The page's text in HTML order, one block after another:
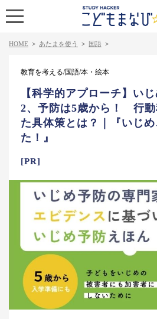
HOME > あたまを使う > 国語 >
教育を考える/国語/本・絵本
【科学的アプローチ】い
2、予防は5歳から！ 行動
た具体策とは？｜『いじ
た！』
[PR]